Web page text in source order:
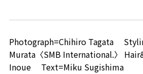
Photograph=Chihiro Tagata
Murata〈SMB International.〉
Inoue Text=Miku Sugishima